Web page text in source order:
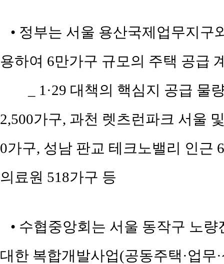
• 정부는 서울 용산국제업무지구
용하여 6만가구 규모의 주택 공급
_ 1·29 대책의 핵심지 공급
2,500가구, 과천 렛츠런파크 서울
0가구, 성남 판교 테크노밸리 인근
의료원 518가구 등
• 수협중앙회는 서울 동작구 노
대한 복합개발사업(공동주택·업